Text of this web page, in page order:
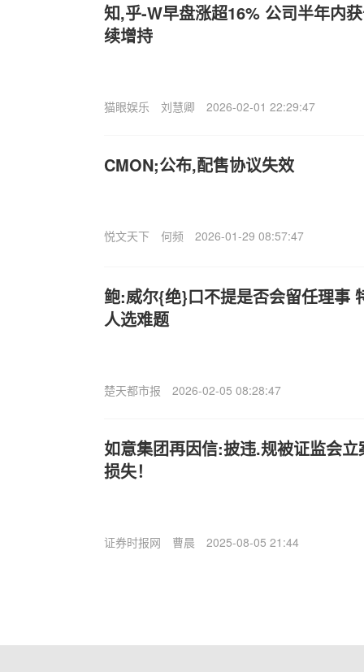
知,乎-W早盘涨超16% 公司半年内
续增持
猫眼娱乐 刘慧卿 2026-02-01 22:29:47
CMON;公布,配售协议失效
悦文天下 何频 2026-01-29 08:57:47
鲍:威尔{绝}口不提是否会留任理事
人选难题
楚天都市报 2026-02-05 08:28:47
如意集团再因信:披违.规被证监会
损失！
证券时报网 曹晨 2025-08-05 21:44